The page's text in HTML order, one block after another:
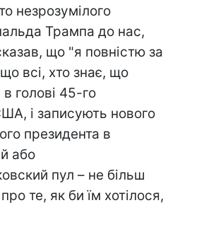
незрозумілого
Трампа до нас,
що "я повністю за
всі, хто знає, що
голові 45-го
і записують нового
президента в
або
пул – не більш
те, як би їм хотілося,